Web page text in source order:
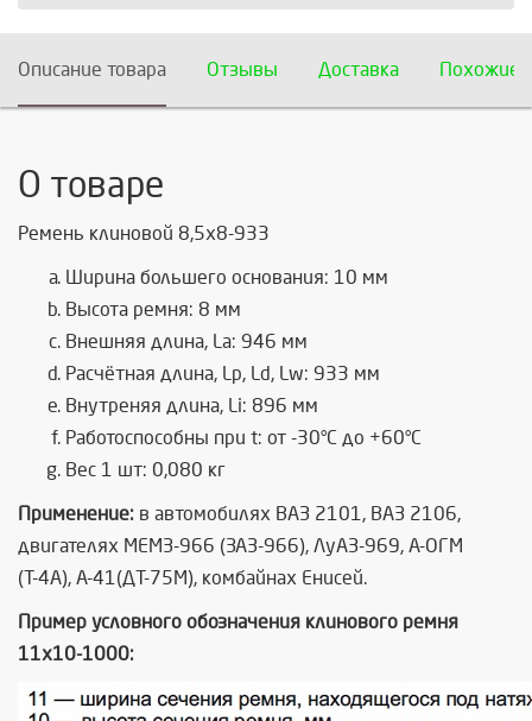
Описание товара Отзывы Доставка Похожие
О товаре
Ремень клиновой 8,5х8-933
Ширина большего основания: 10 мм
Высота ремня: 8 мм
Внешняя длина, La: 946 мм
Расчётная длина, Lp, Ld, Lw: 933 мм
Внутреняя длина, Li: 896 мм
Работоспособны при t: от -30°C до +60°C
Вес 1 шт: 0,080 кг
Применение: в автомобилях ВАЗ 2101, ВАЗ 2106,
двигателях МЕМЗ-966 (ЗАЗ-966), ЛуАЗ-969, А-ОГМ
(Т-4А), А-41(ДТ-75М), комбайнах Енисей.
Пример условного обозначения клинового ремня
11х10-1000: